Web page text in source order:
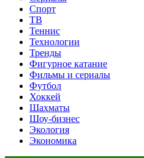
Спорт
ТВ
Теннис
Технологии
Тренды
Фигурное катание
Фильмы и сериалы
Футбол
Хоккей
Шахматы
Шоу-бизнес
Экология
Экономика